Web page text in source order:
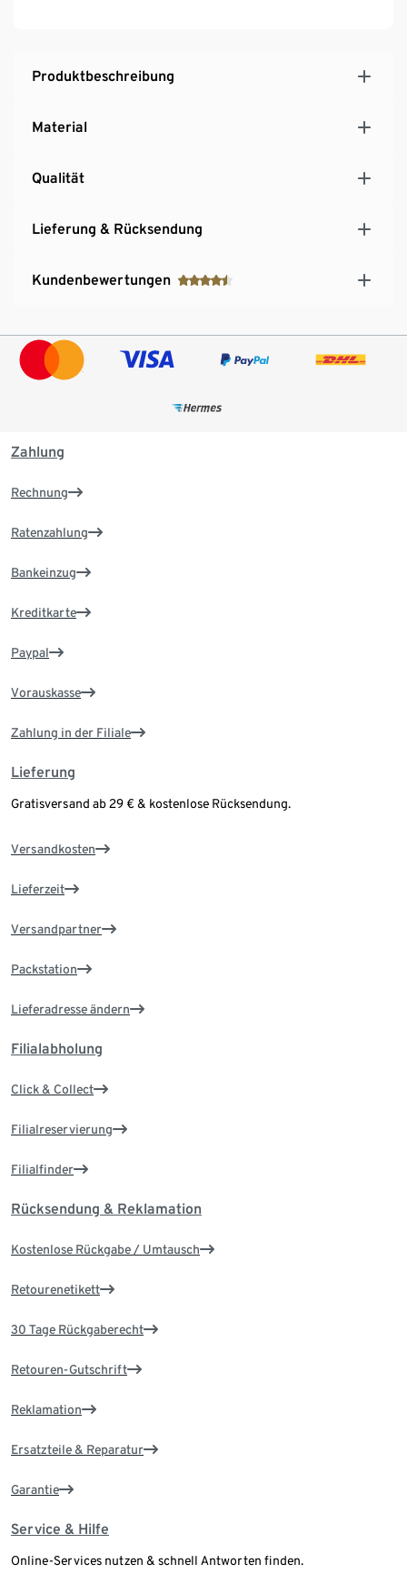
Produktbeschreibung
Material
Qualität
Lieferung & Rücksendung
Kundenbewertungen
Zahlung
Rechnung
Ratenzahlung
Bankeinzug
Kreditkarte
Paypal
Vorauskasse
Zahlung in der Filiale
Lieferung
Gratisversand ab 29 € & kostenlose Rücksendung.
Versandkosten
Lieferzeit
Versandpartner
Packstation
Lieferadresse ändern
Filialabholung
Click & Collect
Filialreservierung
Filialfinder
Rücksendung & Reklamation
Kostenlose Rückgabe / Umtausch
Retourenetikett
30 Tage Rückgaberecht
Retouren-Gutschrift
Reklamation
Ersatzteile & Reparatur
Garantie
Service & Hilfe
Online-Services nutzen & schnell Antworten finden.